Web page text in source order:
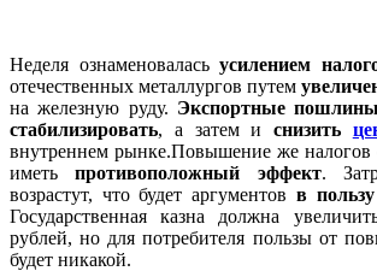
Неделя ознаменоваласьусилением
отечественных металлургов путем
на железную руду. Экспортные пошлины
стабилизировать, а затем и снизить
внутреннем рынке.Повышение же налогов
иметьпротивоположный эффект.
возрастут, что будет аргументов в
Государственная казна должна
рублей, но для потребителя пользы от
будет никакой.